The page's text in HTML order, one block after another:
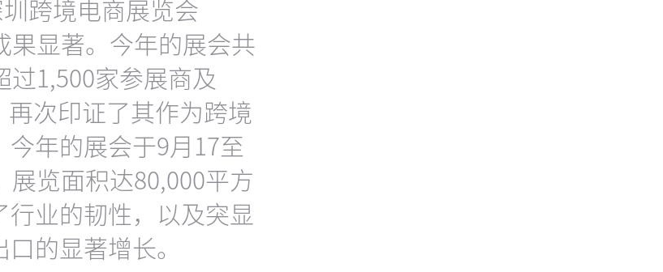
跨境电商展览会
果显著。今年的展会共
1,500家参展商及
次印证了其作为跨境
年的展会于9月17至
览面积达80,000平方
业的韧性，以及突显
的显著增长。